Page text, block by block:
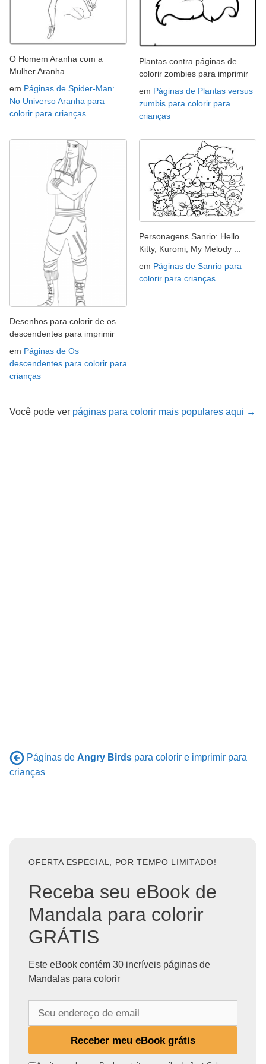
O Homem Aranha com a
Mulher Aranha
em Páginas de Spider-Man:
No Universo Aranha para
colorir para crianças
Plantas contra páginas de
colorir zombies para imprimir
em Páginas de Plantas versus
zumbis para colorir para
crianças
Desenhos para colorir de os
descendentes para imprimir
em Páginas de Os
descendentes para colorir para
crianças
Personagens Sanrio: Hello
Kitty, Kuromi, My Melody ...
em Páginas de Sanrio para
colorir para crianças
Você pode ver páginas para colorir mais populares aqui →
Páginas de Angry Birds para colorir e imprimir para
crianças
OFERTA ESPECIAL, POR TEMPO LIMITADO!
Receba seu eBook de
Mandala para colorir
GRÁTIS
Este eBook contém 30 incríveis páginas de
Mandalas para colorir
Receber meu eBook grátis